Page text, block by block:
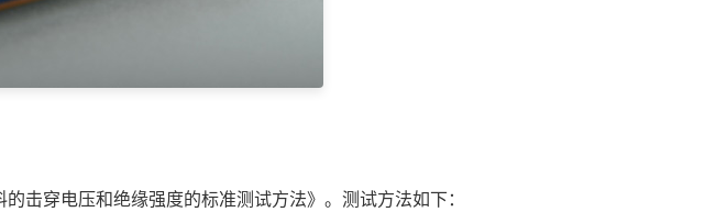
击穿电压和绝缘强度的标准测试方法》。测试方法如下：